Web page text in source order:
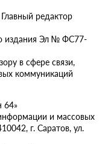
редактор
издания Эл № ФС77-
в сфере связи,
коммуникаций
64»
и массовых
г. Саратов, ул.